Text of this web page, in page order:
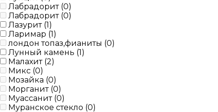
Лабрадорит (0)
Лабрадорит (0)
Лазурит (1)
Ларимар (1)
лондон топаз,фианиты (0)
Лунный камень (1)
Малахит (2)
Микс (0)
Мозайка (0)
Морганит (0)
Муассанит (0)
Муранское стекло (0)